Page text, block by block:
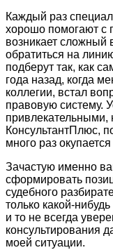
Каждый раз
хорошо помогают с
возникает
обратиться на
подберут так, как
года назад, когда
коллегии, встал
правовую систему.
привлекательными,
КонсультантПлюс,
много раз
Зачастую именно
сформировать
судебного
только какой-
и то не всегда
консультирования
моей ситуации.